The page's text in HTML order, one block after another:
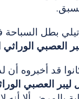
العصبي
قد أخبروه
ليبر العصبي